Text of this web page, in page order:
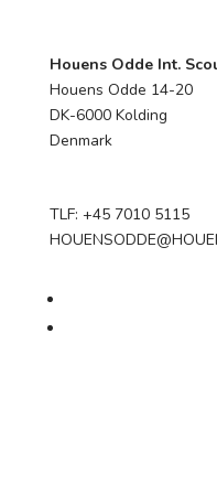
Houens Odde Int.
Houens Odde 14-20
DK-6000 Kolding
Denmark
TLF: +45 7010 5115